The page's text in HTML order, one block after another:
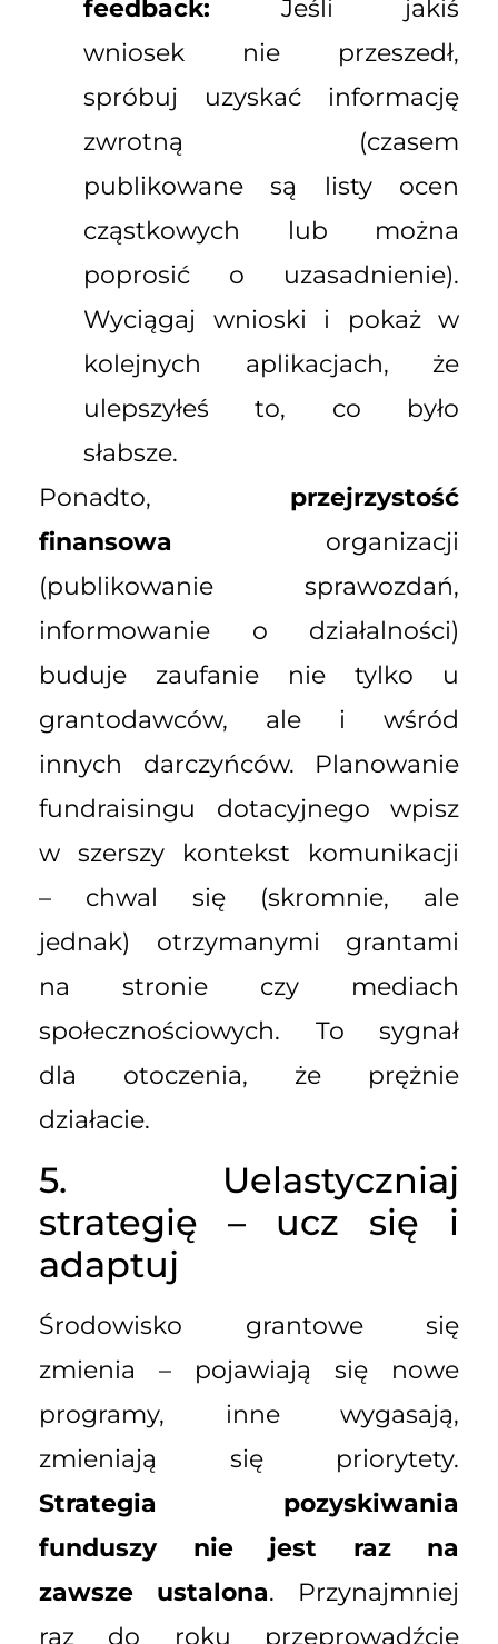
feedback: Jeśli jakiś
wniosek nie przeszedł,
spróbuj uzyskać informację
zwrotną (czasem
publikowane są listy ocen
cząstkowych lub można
poprosić o uzasadnienie).
Wyciągaj wnioski i pokaż w
kolejnych aplikacjach, że
ulepszyłeś to, co było
słabsze.
Ponadto, przejrzystość
finansowa organizacji
(publikowanie sprawozdań,
informowanie o działalności)
buduje zaufanie nie tylko u
grantodawców, ale i wśród
innych darczyńców. Planowanie
fundraisingu dotacyjnego wpisz
w szerszy kontekst komunikacji
– chwal się (skromnie, ale
jednak) otrzymanymi grantami
na stronie czy mediach
społecznościowych. To sygnał
dla otoczenia, że prężnie
działacie.
5. Uelastyczniaj
strategię – ucz się i
adaptuj
Środowisko grantowe się
zmienia – pojawiają się nowe
programy, inne wygasają,
zmieniają się priorytety.
Strategia pozyskiwania
funduszy nie jest raz na
zawsze ustalona. Przynajmniej
raz do roku przeprowadźcie